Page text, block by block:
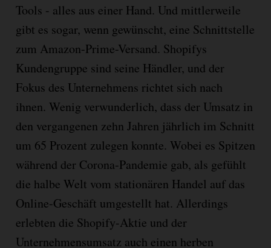
Tools - alles aus einer Hand. Und mittlerweile
gibt es sogar, wenn gewünscht, eine Schnittstelle
zum Amazon-Prime-Versand. Shopifys
Kundengruppe sind seine Händler, und der
Fokus des Unternehmens richtet sich nach
ihnen. Wenig verwunderlich, dass der Umsatz in
den vergangenen zehn Jahren jährlich im Schnitt
um 65 Prozent zulegen konnte. Wobei es Spitzen
während der Corona-Pandemie gab, als gefühlt
die halbe Welt vom stationären Handel auf das
Online-Geschäft umgestellt hat. Allerdings
erlebten die Shopify-Aktie und der
Unternehmensumsatz auch einen herben